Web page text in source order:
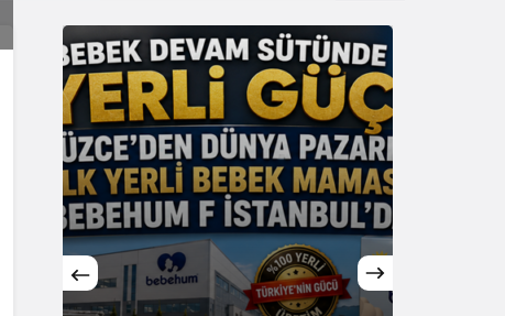
Gece Modu
Gece modunu seçin.
Sistem Modu
Sistem modunu seçin.